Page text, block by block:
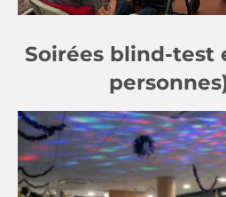
Soirées blind-test